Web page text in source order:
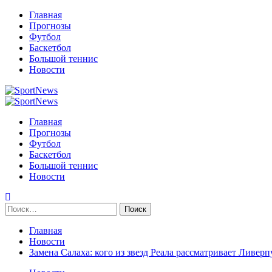
Перейти
содержимому
Главная
Прогнозы
Футбол
Баскетбол
Большой теннис
Новости
Primary
Главная
Прогнозы
Футбол
Баскетбол
Большой теннис
Новости
Найти:
Главная
Новости
Замена Салаха: кого из звезд Реала рассматривает